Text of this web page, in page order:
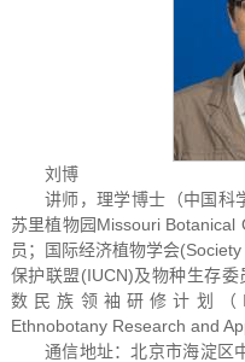
刘博
讲师，理学博士（中国科
苏里植物园Missouri Botanical
员；国际经济植物学会
保护联盟(IUCN)及物种生存
数民族领袖研修计划（
Ethnobotany Research and
通信地址：北京市海淀区